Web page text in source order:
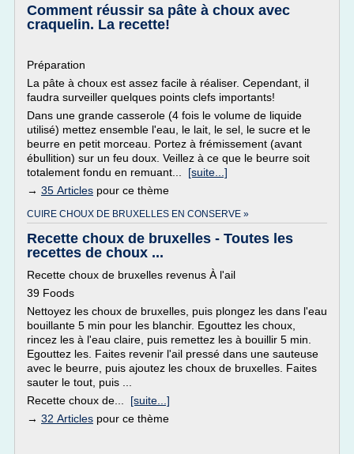
Comment réussir sa pâte à choux avec
craquelin. La recette!
Préparation
La pâte à choux est assez facile à réaliser. Cependant, il
faudra surveiller quelques points clefs importants!
Dans une grande casserole (4 fois le volume de liquide
utilisé) mettez ensemble l'eau, le lait, le sel, le sucre et le
beurre en petit morceau. Portez à frémissement (avant
ébullition) sur un feu doux. Veillez à ce que le beurre soit
totalement fondu en remuant... [suite...]
→ 35 Articles pour ce thème
CUIRE CHOUX DE BRUXELLES EN CONSERVE »
Recette choux de bruxelles - Toutes les
recettes de choux ...
Recette choux de bruxelles revenus À l'ail
39 Foods
Nettoyez les choux de bruxelles, puis plongez les dans l'eau
bouillante 5 min pour les blanchir. Egouttez les choux,
rincez les à l'eau claire, puis remettez les à bouillir 5 min.
Egouttez les. Faites revenir l'ail pressé dans une sauteuse
avec le beurre, puis ajoutez les choux de bruxelles. Faites
sauter le tout, puis ...
Recette choux de... [suite...]
→ 32 Articles pour ce thème